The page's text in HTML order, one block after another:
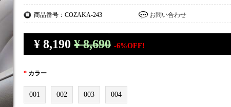
商品番号：COZAKA-243 お問い合わせ
¥ 8,190 ¥ 8,690 -6%OFF!
* カラー
001 002 003 004